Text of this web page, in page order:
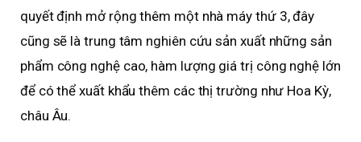
quyết định mở rộng thêm một nhà máy thứ 3, đây
cũng sẽ là trung tâm nghiên cứu sản xuất những sản
phẩm công nghệ cao, hàm lượng giá trị công nghệ lớn
để có thể xuất khẩu thêm các thị trường như Hoa Kỳ,
châu Âu.